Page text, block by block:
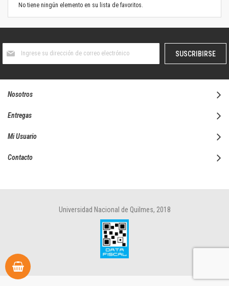
No tiene ningún elemento en su lista de favoritos.
boletín
SUSCRIBIRSE
Nosotros
Entregas
Mi Usuario
Contacto
Universidad Nacional de Quilmes, 2018